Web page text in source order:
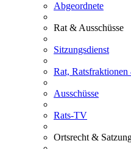
Abgeordnete
Rat & Ausschüsse
Sitzungsdienst
Rat,
Ausschüsse
Rats-TV
Ortsrecht &